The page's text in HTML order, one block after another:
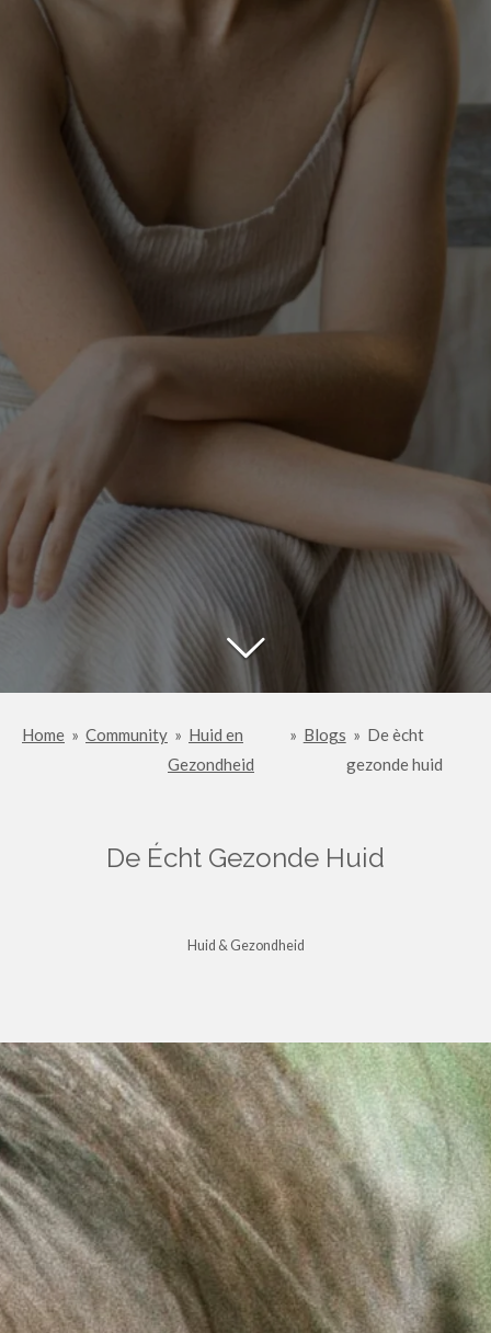
Home » Community » Huid en
Gezondheid
» Blogs » De ècht
gezonde huid
De Écht Gezonde Huid
Huid & Gezondheid